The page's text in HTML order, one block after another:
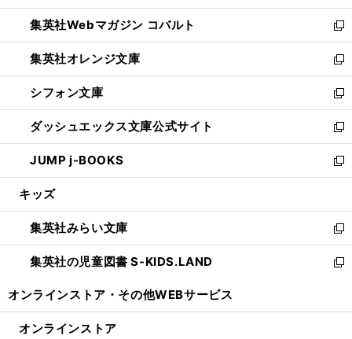
開
く
ウ
で
開
く
ン
ド
ウ
で
開
く
ウ
ィ
ン
ド
ウ
で
開
く
集英社Webマガジン コバルト
新
し
い
ウ
ィ
ン
ド
ウ
で
開
集英社オレンジ文庫
新
し
い
ウ
ィ
ン
ド
ウ
開
く
シフォン文庫
新
し
い
ウ
ィ
ン
ウ
で
開
く
ダッシュエックス文庫公式サイト
新
し
い
ウ
ン
ド
ウ
で
JUMP j-BOOKS
新
し
ウ
ィ
ン
ド
開
キッズ
集英社みらい文庫
新
し
い
ン
集英社の児童図書 S-KIDS.LAND
新
ウ
オンラインストア・ その他WEBサービス
オンラインストア